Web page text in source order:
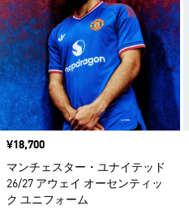
価格
¥18,700
マンチェスター・ユナイテッド
26/27 アウェイ オーセンティッ
ク ユニフォーム